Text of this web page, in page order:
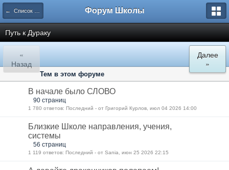
← Список категорий Форум Школы
Путь к Дураку
«
Назад
Далее
»
Тем в этом форуме
В начале было СЛОВО
90 страниц
1 780 ответов: Последний - от Григорий Курлов, июл 04 2026 14:00
Близкие Школе направления, учения,
системы
56 страниц
1 119 ответов: Последний - от Sania, июн 25 2026 22:15